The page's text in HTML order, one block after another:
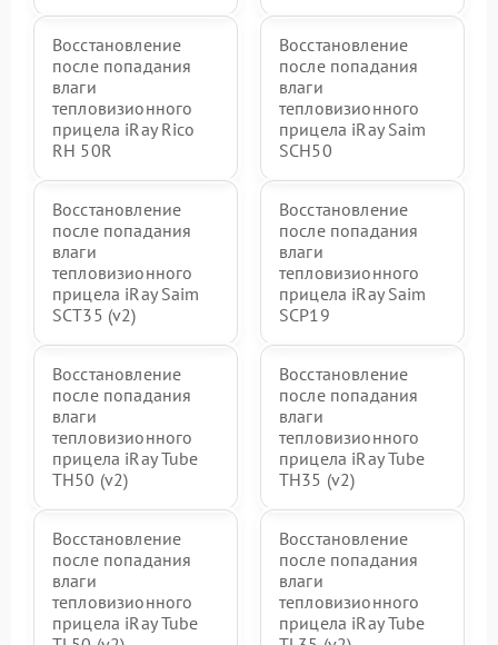
Восстановление
после попадания
влаги
тепловизионного
прицела iRay Rico
RH 50R
Восстановление
после попадания
влаги
тепловизионного
прицела iRay Saim
SCH50
Восстановление
после попадания
влаги
тепловизионного
прицела iRay Saim
SCT35 (v2)
Восстановление
после попадания
влаги
тепловизионного
прицела iRay Saim
SCP19
Восстановление
после попадания
влаги
тепловизионного
прицела iRay Tube
TH50 (v2)
Восстановление
после попадания
влаги
тепловизионного
прицела iRay Tube
TH35 (v2)
Восстановление
после попадания
влаги
тепловизионного
прицела iRay Tube
Восстановление
после попадания
влаги
тепловизионного
прицела iRay Tube